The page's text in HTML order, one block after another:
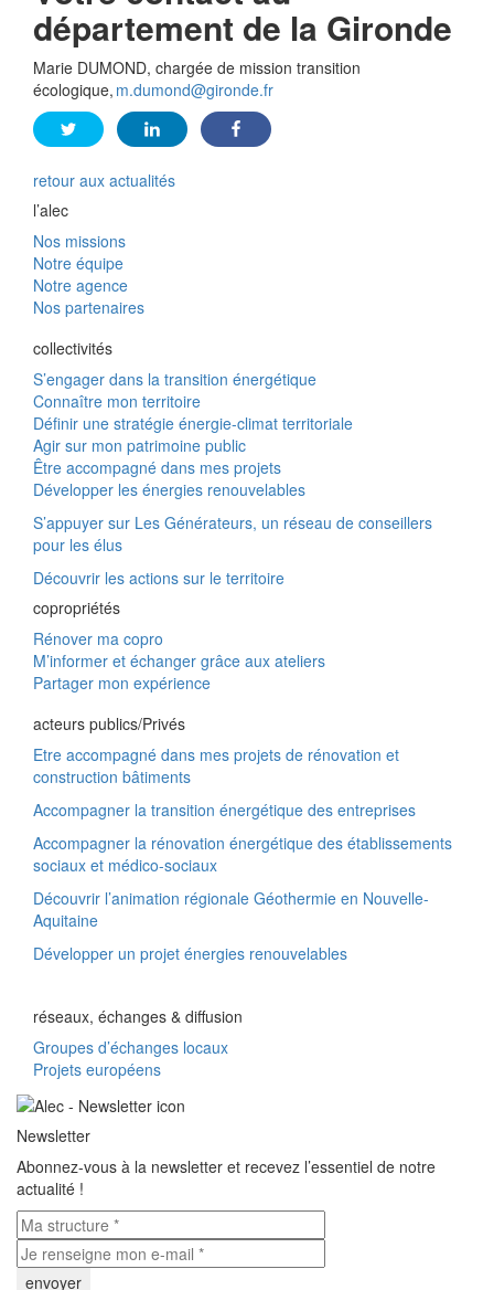
département de la Gironde
Marie DUMOND, chargée de mission transition
écologique, m.dumond@gironde.fr
retour aux actualités
l’alec
Nos missions
Notre équipe
Notre agence
Nos partenaires
collectivités
S’engager dans la transition énergétique
Connaître mon territoire
Définir une stratégie énergie-climat territoriale
Agir sur mon patrimoine public
Être accompagné dans mes projets
Développer les énergies renouvelables
S’appuyer sur Les Générateurs, un réseau de conseillers
pour les élus
Découvrir les actions sur le territoire
copropriétés
Rénover ma copro
M’informer et échanger grâce aux ateliers
Partager mon expérience
acteurs publics/Privés
Etre accompagné dans mes projets de rénovation et
construction bâtiments
Accompagner la transition énergétique des entreprises
Accompagner la rénovation énergétique des établissements
sociaux et médico-sociaux
Découvrir l’animation régionale Géothermie en Nouvelle-
Aquitaine
Développer un projet énergies renouvelables
réseaux, échanges & diffusion
Groupes d’échanges locaux
Projets européens
Newsletter
Abonnez-vous à la newsletter et recevez l’essentiel de notre
actualité !